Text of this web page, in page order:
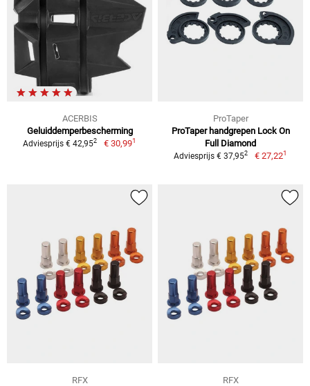
ACERBIS
Geluiddemperbescherming
Adviesprijs € 42,952 € 30,991
ProTaper
ProTaper handgrepen Lock On
Full Diamond
Adviesprijs € 37,952 € 27,221
RFX
RFX